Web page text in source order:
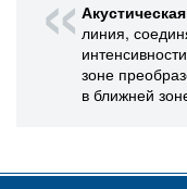
линия,
зоне
в ближней